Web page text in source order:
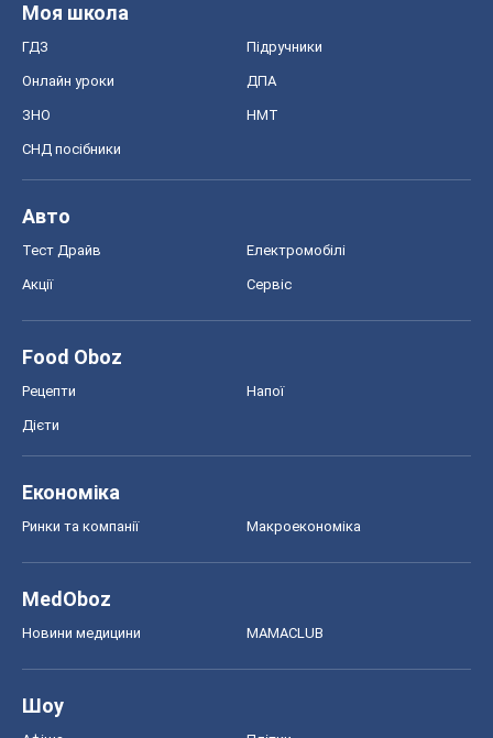
Моя школа
ГДЗ Підручники
Онлайн уроки ДПА
ЗНО НМТ
СНД посібники
Авто
Тест Драйв Електромобілі
Акції Сервіс
Food Oboz
Рецепти Напої
Дієти
Економіка
Ринки та компанії Макроекономіка
MedOboz
Новини медицини MAMACLUB
Шоу